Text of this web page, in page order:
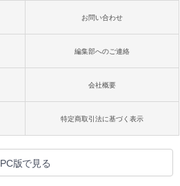
お問い合わせ
編集部へのご連絡
会社概要
特定商取引法に基づく表示
PC版で見る